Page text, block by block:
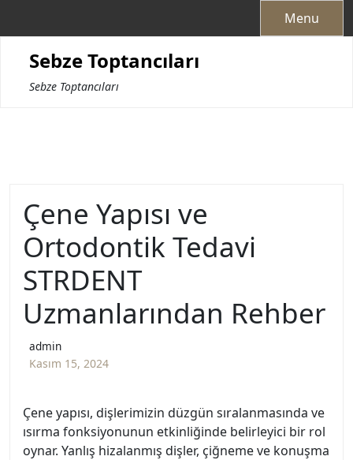
Menu
Sebze Toptancıları
Sebze Toptancıları
Çene Yapısı ve
Ortodontik Tedavi
STRDENT
Uzmanlarından Rehber
admin
Kasım 15, 2024
Çene yapısı, dişlerimizin düzgün sıralanmasında ve
ısırma fonksiyonunun etkinliğinde belirleyici bir rol
oynar. Yanlış hizalanmış dişler, çiğneme ve konuşma